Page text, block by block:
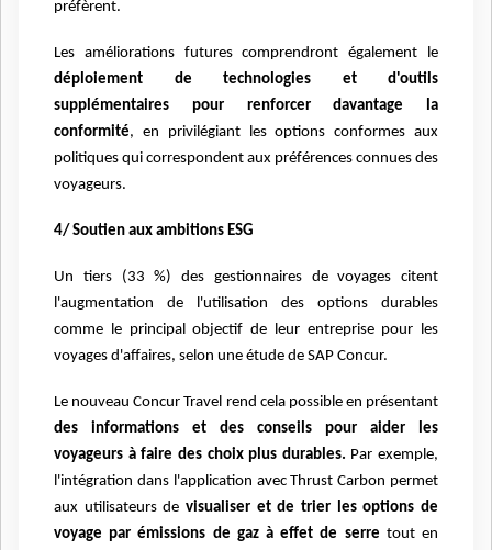
préfèrent.
Les améliorations futures comprendront également le
déploiement de technologies et d'outils
supplémentaires pour
renforcer davantage la
conformité, en privilégiant les options conformes aux
politiques qui correspondent aux préférences connues des
voyageurs.
4/ Soutien aux ambitions ESG
Un tiers (33 %) des gestionnaires de voyages citent
l'augmentation de l'utilisation des options durables
comme le principal objectif de leur entreprise pour les
voyages d'affaires, selon une étude de SAP Concur.
Le nouveau Concur Travel rend cela possible en présentant
des informations et des conseils pour aider les
voyageurs à faire des choix plus durables. Par exemple,
l'intégration dans l'application avec Thrust Carbon permet
aux utilisateurs de visualiser et de trier les options de
voyage par émissions de gaz à effet de serre tout en